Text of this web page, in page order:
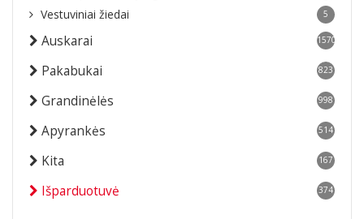
Vestuviniai žiedai 5
Auskarai 1570
Pakabukai 823
Grandinėlės 998
Apyrankės 514
Kita 167
Išparduotuvė 374